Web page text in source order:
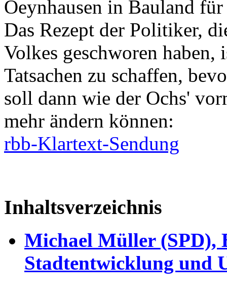
Oeynhausen in Bauland
Das Rezept der Politiker,
Volkes geschworen
Tatsachen zu schaffen,
soll dann wie der Ochs'
mehr ändern können:
rbb-Klartext-Sendung
Inhaltsverzeichnis
Michael Müller (SPD),
Stadtentwicklung und